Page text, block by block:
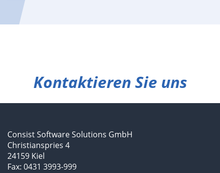
Kontaktieren Sie uns
Consist Software Solutions GmbH
Christianspries 4
24159 Kiel
Fax: 0431 3993-999